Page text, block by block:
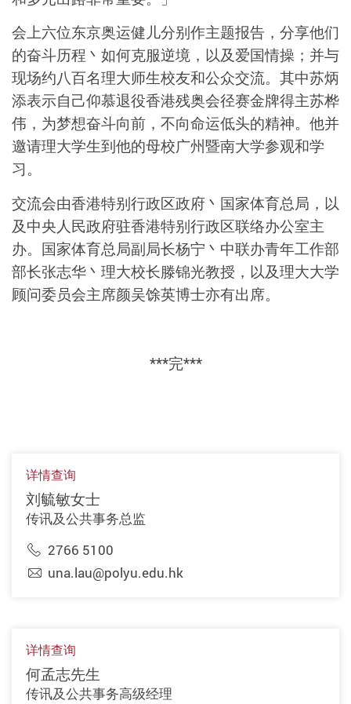
会上六位东京奥运健儿分别作主题报告，分享他们
的奋斗历程丶如何克服逆境，以及爱国情操；并与
现场约八百名理大师生校友和公众交流。其中苏炳
添表示自己仰慕退役香港残奥会径赛金牌得主苏桦
伟，为梦想奋斗向前，不向命运低头的精神。他并
邀请理大学生到他的母校广州暨南大学参观和学
习。
交流会由香港特别行政区政府丶国家体育总局，以
及中央人民政府驻香港特别行政区联络办公室主
办。国家体育总局副局长杨宁丶中联办青年工作部
部长张志华丶理大校长滕锦光教授，以及理大大学
顾问委员会主席颜吴馀英博士亦有出席。
***完***
详情查询
刘毓敏女士
传讯及公共事务总监
2766 5100
una.lau@polyu.edu.hk
详情查询
何孟志先生
传讯及公共事务高级经理